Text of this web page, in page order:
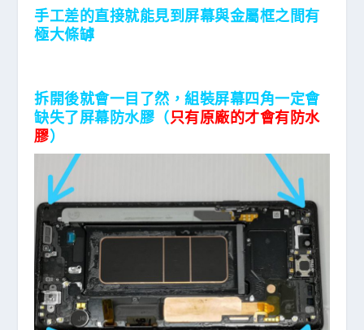
手工差的直接就能見到屏幕與金屬框之間有
極大條罅
拆開後就會一目了然，組裝屏幕四角一定會
缺失了屏幕防水膠（只有原廠的才會有防水
膠）